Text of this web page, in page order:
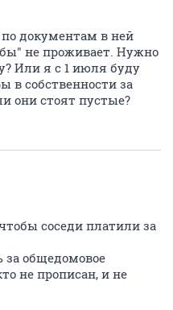
документам в ней
бы" не проживает. Нужно
Или я с 1 июля буду
в собственности за
они стоят пустые?
соседи платили за
за общедомовое
не прописан, и не